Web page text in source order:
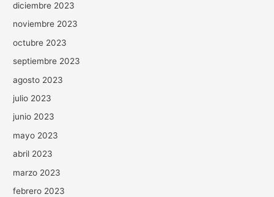
diciembre 2023
noviembre 2023
octubre 2023
septiembre 2023
agosto 2023
julio 2023
junio 2023
mayo 2023
abril 2023
marzo 2023
febrero 2023